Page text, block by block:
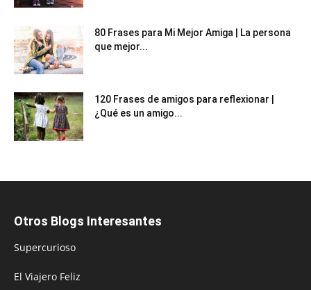
80 Frases para Mi Mejor Amiga | La persona
que mejor...
120 Frases de amigos para reflexionar |
¿Qué es un amigo...
Otros Blogs Interesantes
Supercurioso
El Viajero Feliz